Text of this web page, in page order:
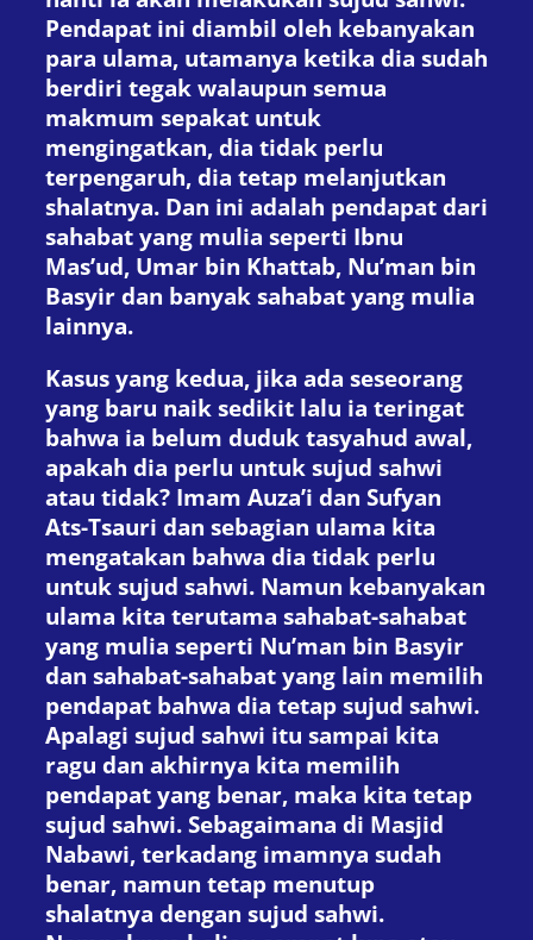
Pendapat ini diambil oleh kebanyakan
para ulama, utamanya ketika dia sudah
berdiri tegak walaupun semua
makmum sepakat untuk
mengingatkan, dia tidak perlu
terpengaruh, dia tetap melanjutkan
shalatnya. Dan ini adalah pendapat dari
sahabat yang mulia seperti Ibnu
Mas’ud, Umar bin Khattab, Nu’man bin
Basyir dan banyak sahabat yang mulia
lainnya.
Kasus yang kedua, jika ada seseorang
yang baru naik sedikit lalu ia teringat
bahwa ia belum duduk tasyahud awal,
apakah dia perlu untuk sujud sahwi
atau tidak? Imam Auza’i dan Sufyan
Ats-Tsauri dan sebagian ulama kita
mengatakan bahwa dia tidak perlu
untuk sujud sahwi. Namun kebanyakan
ulama kita terutama sahabat-sahabat
yang mulia seperti Nu’man bin Basyir
dan sahabat-sahabat yang lain memilih
pendapat bahwa dia tetap sujud sahwi.
Apalagi sujud sahwi itu sampai kita
ragu dan akhirnya kita memilih
pendapat yang benar, maka kita tetap
sujud sahwi. Sebagaimana di Masjid
Nabawi, terkadang imamnya sudah
benar, namun tetap menutup
shalatnya dengan sujud sahwi.